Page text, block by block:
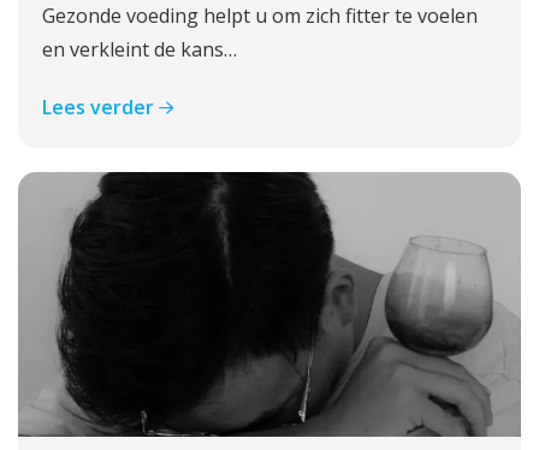
Gezonde voeding helpt u om zich fitter te voelen
en verkleint de kans…
Lees verder